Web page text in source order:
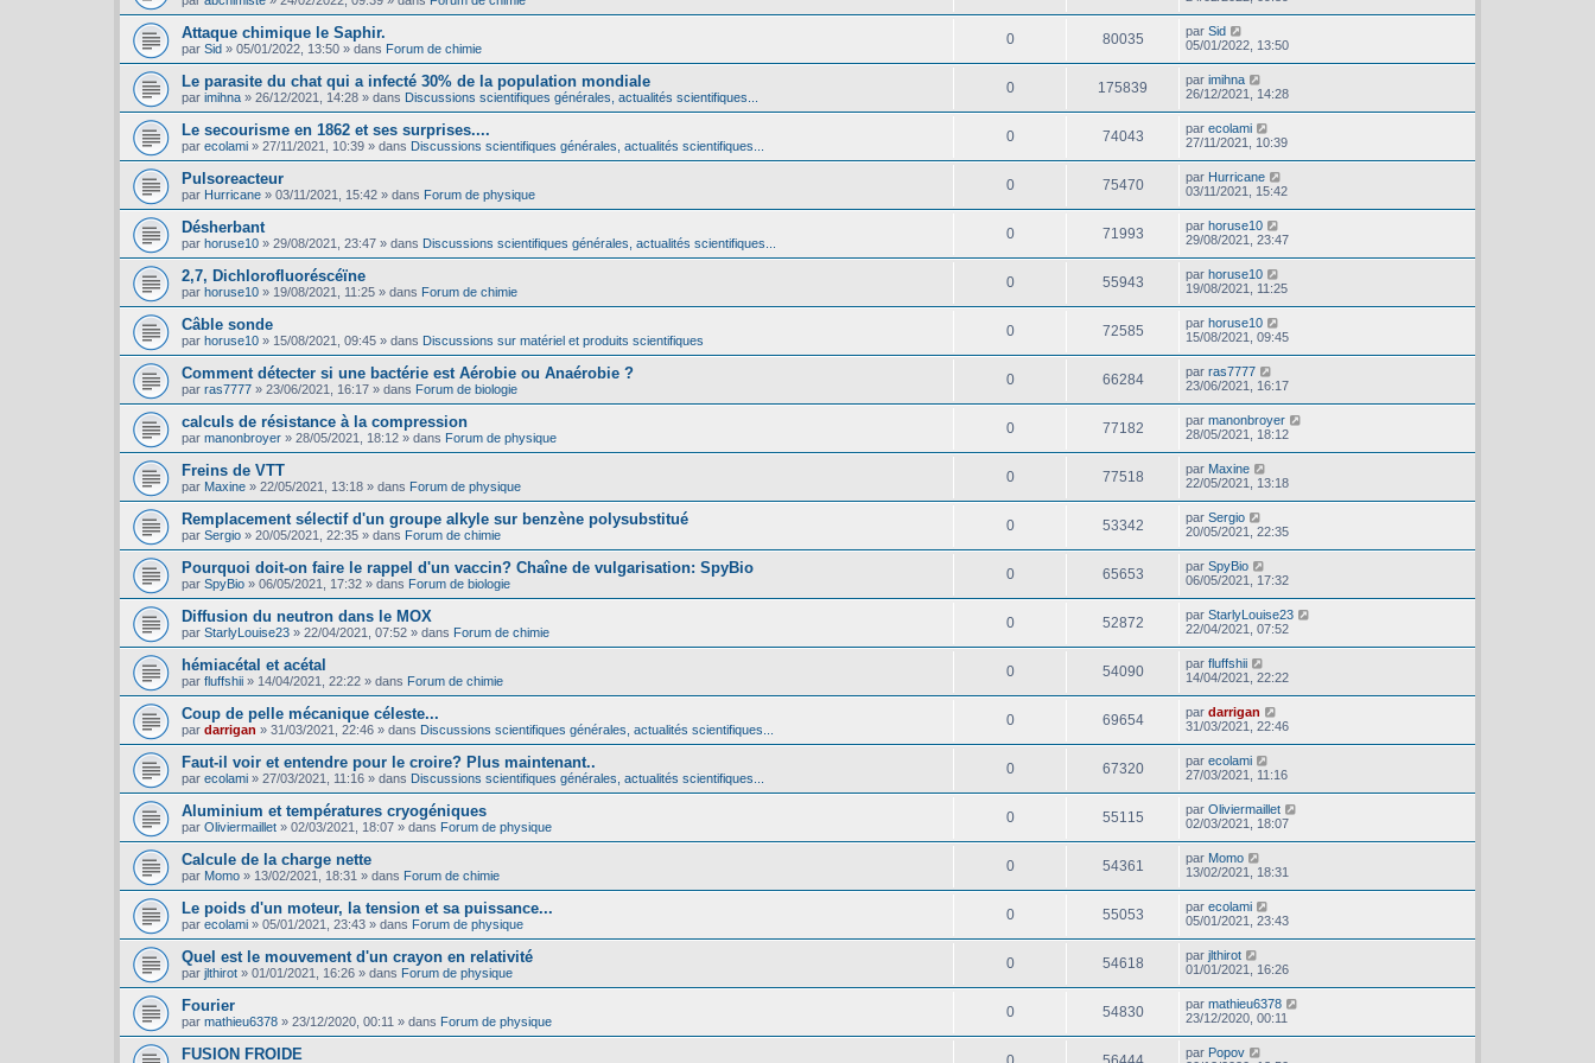
Attaque chimique le Saphir.
par Sid » 05/01/2022, 13:50 » dans Forum de chimie
0 80035 par Sid
05/01/2022, 13:50
Le parasite du chat qui a infecté 30% de la population mondiale
par imihna » 26/12/2021, 14:28 » dans Discussions scientifiques générales, actualités scientifiques...
0 175839 par imihna
26/12/2021, 14:28
Le secourisme en 1862 et ses surprises....
par ecolami » 27/11/2021, 10:39 » dans Discussions scientifiques générales, actualités scientifiques...
0 74043 par ecolami
27/11/2021, 10:39
Pulsoreacteur
par Hurricane » 03/11/2021, 15:42 » dans Forum de physique
0 75470 par Hurricane
03/11/2021, 15:42
Désherbant
par horuse10 » 29/08/2021, 23:47 » dans Discussions scientifiques générales, actualités scientifiques...
0 71993 par horuse10
29/08/2021, 23:47
2,7, Dichlorofluoréscéïne
par horuse10 » 19/08/2021, 11:25 » dans Forum de chimie
0 55943 par horuse10
19/08/2021, 11:25
Câble sonde
par horuse10 » 15/08/2021, 09:45 » dans Discussions sur matériel et produits scientifiques
0 72585 par horuse10
15/08/2021, 09:45
Comment détecter si une bactérie est Aérobie ou Anaérobie ?
par ras7777 » 23/06/2021, 16:17 » dans Forum de biologie
0 66284 par ras7777
23/06/2021, 16:17
calculs de résistance à la compression
par manonbroyer » 28/05/2021, 18:12 » dans Forum de physique
0 77182 par manonbroyer
28/05/2021, 18:12
Freins de VTT
par Maxine » 22/05/2021, 13:18 » dans Forum de physique
0 77518 par Maxine
22/05/2021, 13:18
Remplacement sélectif d'un groupe alkyle sur benzène polysubstitué
par Sergio » 20/05/2021, 22:35 » dans Forum de chimie
0 53342 par Sergio
20/05/2021, 22:35
Pourquoi doit-on faire le rappel d'un vaccin? Chaîne de vulgarisation: SpyBio
par SpyBio » 06/05/2021, 17:32 » dans Forum de biologie
0 65653 par SpyBio
06/05/2021, 17:32
Diffusion du neutron dans le MOX
par StarlyLouise23 » 22/04/2021, 07:52 » dans Forum de chimie
0 52872 par StarlyLouise23
22/04/2021, 07:52
hémiacétal et acétal
par fluffshii » 14/04/2021, 22:22 » dans Forum de chimie
0 54090 par fluffshii
14/04/2021, 22:22
Coup de pelle mécanique céleste...
par darrigan » 31/03/2021, 22:46 » dans Discussions scientifiques générales, actualités scientifiques...
0 69654 par darrigan
31/03/2021, 22:46
Faut-il voir et entendre pour le croire? Plus maintenant..
par ecolami » 27/03/2021, 11:16 » dans Discussions scientifiques générales, actualités scientifiques...
0 67320 par ecolami
27/03/2021, 11:16
Aluminium et températures cryogéniques
par Oliviermaillet » 02/03/2021, 18:07 » dans Forum de physique
0 55115 par Oliviermaillet
02/03/2021, 18:07
Calcule de la charge nette
par Momo » 13/02/2021, 18:31 » dans Forum de chimie
0 54361 par Momo
13/02/2021, 18:31
Le poids d'un moteur, la tension et sa puissance...
par ecolami » 05/01/2021, 23:43 » dans Forum de physique
0 55053 par ecolami
05/01/2021, 23:43
Quel est le mouvement d'un crayon en relativité
par jlthirot » 01/01/2021, 16:26 » dans Forum de physique
0 54618 par jlthirot
01/01/2021, 16:26
Fourier
par mathieu6378 » 23/12/2020, 00:11 » dans Forum de physique
0 54830 par mathieu6378
23/12/2020, 00:11
FUSION FROIDE par Popov